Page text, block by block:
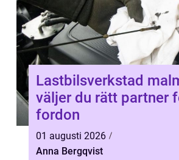
Lastbilsverkstad malmö
väljer du rätt partner
fordon
01 augusti 2026
Anna Bergqvist